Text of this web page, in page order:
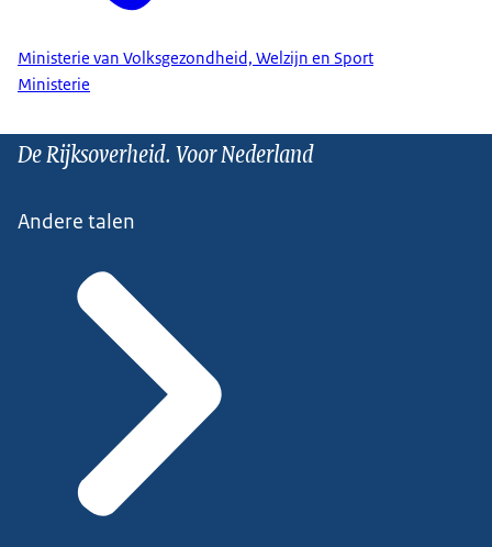
Ministerie van Volksgezondheid, Welzijn en Sport
Ministerie
De Rijksoverheid. Voor Nederland
Andere talen